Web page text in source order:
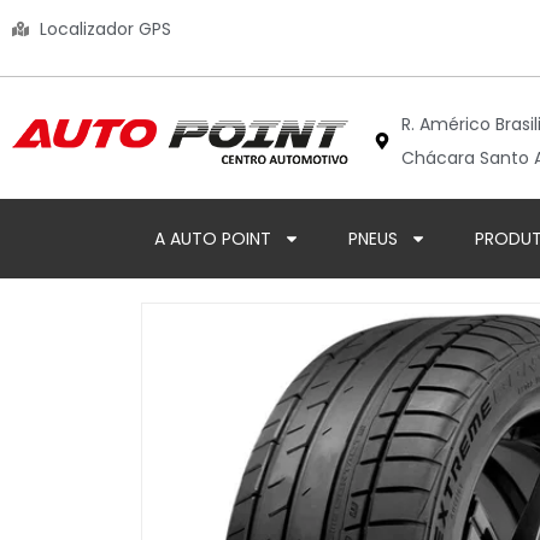
Localizador GPS
R. Américo
Chácara Santo
A AUTO POINT PNEUS